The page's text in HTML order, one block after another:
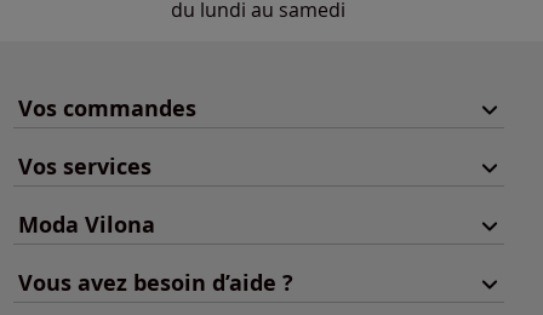
du lundi au samedi
Vos commandes
Vos services
Moda Vilona
Vous avez besoin d’aide ?